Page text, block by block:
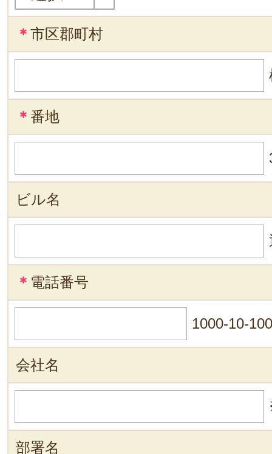
＊ 市区郡町村
＊ 番地
ビル名
＊ 電話番号
1000-10-
会社名
部署名